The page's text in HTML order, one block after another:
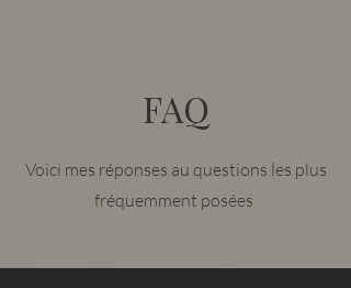
FAQ
Voici mes réponses au questions les plus
fréquemment posées